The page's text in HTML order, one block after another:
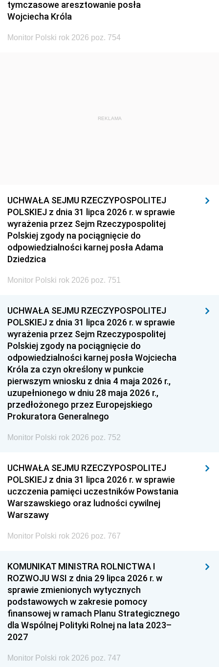
tymczasowe aresztowanie posła
Wojciecha Króla
Monitor Polski rok 2026 poz. 754
REKLAMA
UCHWAŁA SEJMU RZECZYPOSPOLITEJ
POLSKIEJ z dnia 31 lipca 2026 r. w sprawie
wyrażenia przez Sejm Rzeczypospolitej
Polskiej zgody na pociągnięcie do
odpowiedzialności karnej posła Adama
Dziedzica
Monitor Polski rok 2026 poz. 751
UCHWAŁA SEJMU RZECZYPOSPOLITEJ
POLSKIEJ z dnia 31 lipca 2026 r. w sprawie
wyrażenia przez Sejm Rzeczypospolitej
Polskiej zgody na pociągnięcie do
odpowiedzialności karnej posła Wojciecha
Króla za czyn określony w punkcie
pierwszym wniosku z dnia 4 maja 2026 r.,
uzupełnionego w dniu 28 maja 2026 r.,
przedłożonego przez Europejskiego
Prokuratora Generalnego
Monitor Polski rok 2026 poz. 752
UCHWAŁA SEJMU RZECZYPOSPOLITEJ
POLSKIEJ z dnia 31 lipca 2026 r. w sprawie
uczczenia pamięci uczestników Powstania
Warszawskiego oraz ludności cywilnej
Warszawy
Monitor Polski rok 2026 poz. 767
KOMUNIKAT MINISTRA ROLNICTWA I
ROZWOJU WSI z dnia 29 lipca 2026 r. w
sprawie zmienionych wytycznych
podstawowych w zakresie pomocy
finansowej w ramach Planu Strategicznego
dla Wspólnej Polityki Rolnej na lata 2023–
2027
Monitor Polski rok 2026 poz. 747